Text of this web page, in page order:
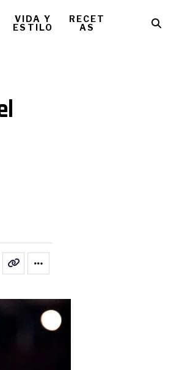
VIDA Y
ESTILO
RECET
AS